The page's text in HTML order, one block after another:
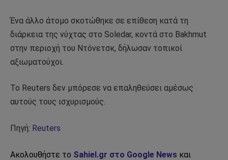
Ένα άλλο άτομο σκοτώθηκε σε επίθεση κατά τη
διάρκεια της νύχτας στο Soledar, κοντά στο Bakhmut
στην περιοχή του Ντόνετσκ, δήλωσαν τοπικοί
αξιωματούχοι.
Το Reuters δεν μπόρεσε να επαληθεύσει αμέσως
αυτούς τους ισχυρισμούς.
Πηγή: Reuters
Ακολουθήστε το Sahiel.gr στο Google News και